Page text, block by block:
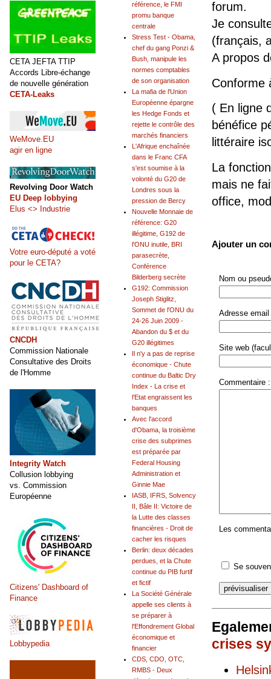
forum.
Je
(français,
A propos
Conforme
( En ligne
bénéfice
littéraire
La
mais ne
office,
Ajouter un
Nom ou
Adresse email
Site web
Commentaire :
Les
Se
crises
référence, le FMI
promu banque
centrale
Stress Test - Obama,
chef du gang Ponzi &
Bush, manipule les
normes comptables
de son organisation
La mafia de l'Union
Européenne épargne
les Hedge Fonds et
rejette le contrôle des
marchés financiers
L'Afrique enchaînée
dans le Franc CFA
s'est soumise à la
volonté du G20 de
Londres sous la
pression de Bercy
Nouvelle Monnaie de
référence: G20
illégitime, G192 de
l'ONU inutile, BRI
parasecrète,
Conférence
Bilderberg secrète
G192: Commission
Joseph Stiglitz,
Sommet de l'ONU du
24-26 Juin 2009 -
Abandon du $ et du
G20 illégitimes
Il n'y a pas de reprise
économique - Chute
continue du Baltic Dry
Index - La crise et
l'Etat engraissent les
banques
Avec l'accord
d'Obama, la troisième
crise des subprimes
est préparée par
Federal Housing
Administration et
Ginnie Mae
IASB, IFRS, Solvency
II, Bâle II: Victoire de
la Lutte des classes
financières - Droit de
cacher les risques
Berlin: deux décades
perdues, et la Chute
continue du PIB furtif
et fictif
La Société Générale
appelle ses clients à
se préparer à
l'Effondrement Global
économique et
financier
CDS, CDO, OTC,
RMBS - Deux
CETA JEFTA TTIP
Accords Libre-échange
de nouvelle génération
CETA-Leaks
WeMove.EU
agir en ligne
Revolving Door Watch
EU Deep lobbying
Elus <> Industrie
Votre euro-député a voté
pour le CETA?
CNCDH
Commission Nationale
Consultative des Droits
de l'Homme
Integrity Watch
Collusion lobbying
vs. Commission
Européenne
Citizens' Dashboard of
Finance
Lobbypedia